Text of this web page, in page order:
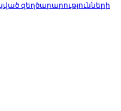
զեղծարարությունների